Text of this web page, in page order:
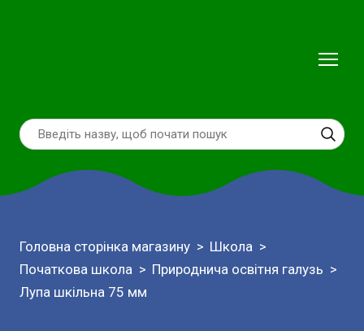
Головна сторінка магазину
Школа
Початкова школа
Природнича освітня галузь
Лупа шкільна 75 мм